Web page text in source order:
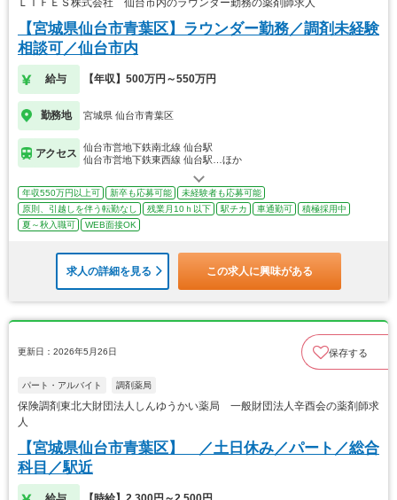
【宮城県仙台市青葉区】ラウンダー勤務／調剤未経験
相談可／仙台市内
給与 【年収】500万円～550万円
勤務地 宮城県 仙台市青葉区
アクセス
仙台市営地下鉄南北線 仙台駅
仙台市営地下鉄東西線 仙台駅…ほか
年収550万円以上可 新卒も応募可能
未経験者も応募可能
原則、引越しを伴う転勤なし
残業月10ｈ以下 駅チカ 車通勤可
積極採用中
夏～秋入職可
WEB面接OK
求人の詳細を見る この求人に興味がある
更新日：2026年5月26日 保存する
パート・アルバイト 調剤薬局
保険調剤東北大財団法人しんゆうかい薬局 一般財団法人辛酉会の薬剤師求
人
【宮城県仙台市青葉区】 ／土日休み／パート／総合
科目／駅近